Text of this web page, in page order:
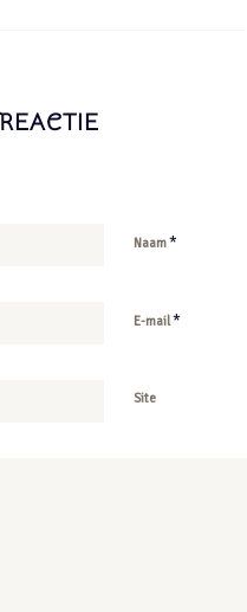
Naam*
E-mail*
Site